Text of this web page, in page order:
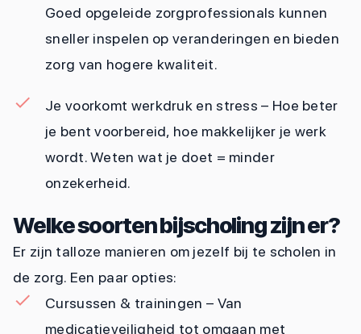
Goed opgeleide zorgprofessionals kunnen
sneller inspelen op veranderingen en bieden
zorg van hogere kwaliteit.
Je voorkomt werkdruk en stress – Hoe beter
je bent voorbereid, hoe makkelijker je werk
wordt. Weten wat je doet = minder
onzekerheid.
Welke soorten bijscholing zijn er?
Er zijn talloze manieren om jezelf bij te scholen in
de zorg. Een paar opties:
Cursussen & trainingen – Van
medicatieveiligheid tot omgaan met